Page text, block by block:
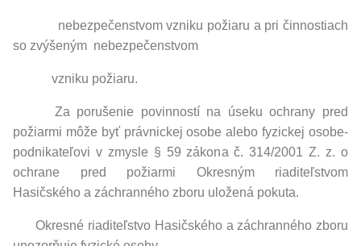
nebezpečenstvom vzniku požiaru a pri činnostiach
so zvýšeným nebezpečenstvom
vzniku požiaru.
Za porušenie povinností na úseku ochrany pred
požiarmi môže byť právnickej osobe alebo fyzickej osobe-
podnikateľovi v zmysle § 59 zákona č. 314/2001 Z. z. o
ochrane pred požiarmi Okresným riaditeľstvom
Hasičského a záchranného zboru uložená pokuta.
Okresné riaditeľstvo Hasičského a záchranného zboru